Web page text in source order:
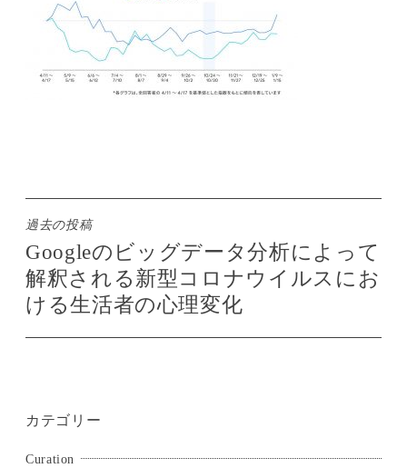
投
稿
ナ
ビ
ゲ
ョ
過去の投稿
Googleのビッグデータ分析によって
解釈される新型コロナウイルスにお
ける生活者の心理変化
カテゴリー
Curation